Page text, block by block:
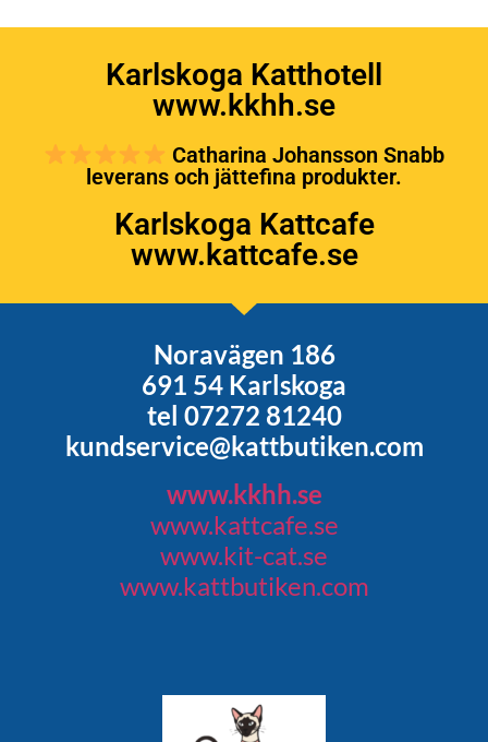
Karlskoga Katthotell
www.kkhh.se
Catharina Johansson Snabb
leverans och jättefina produkter.
Karlskoga Kattcafe
www.kattcafe.se
Noravägen 186
691 54 Karlskoga
tel 07272 81240
kundservice@kattbutiken.com
www.kkhh.se
www.kattcafe.se
www.kit-cat.se
www.kattbutiken.com